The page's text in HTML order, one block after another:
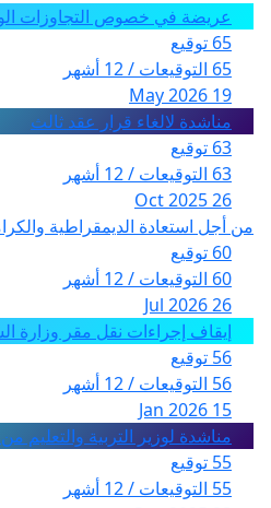
عريضة في خصوص التجاوزات
65 توقيع
65 التوقيعات / 12 أشهر
19 May 2026
مناشدة لالغاء قرار عقد ثالث
63 توقيع
63 التوقيعات / 12 أشهر
26 Oct 2025
من أجل استعادة الديمقراطية
60 توقيع
60 التوقيعات / 12 أشهر
26 Jul 2026
إيقاف إجراءات نقل مقر وزارة
56 توقيع
56 التوقيعات / 12 أشهر
15 Jan 2026
مناشدة لوزير التربية والتعليم
55 توقيع
55 التوقيعات / 12 أشهر